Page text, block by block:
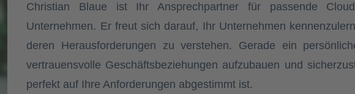
Christian Blaue ist Ihr Ansprechpartner für passende
Unternehmen. Er freut sich darauf, Ihr Unternehmen
deren Herausforderungen zu verstehen. Gerade ein
vertrauensvolle Geschäftsbeziehungen aufzubauen und
perfekt auf Ihre Anforderungen abgestimmt ist.